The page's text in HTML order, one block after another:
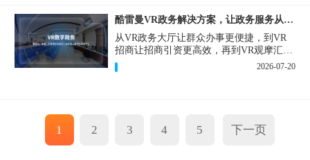
酷雷曼VR政务解决方案，让政务服务从“看得见”开始
从VR政务大厅让群众办事更便捷，到VR
招商让招商引资更高效，再到VR观摩汇报
让政务成果更直观，酷雷曼VR政务解决方
案，解锁政务服务新体验，让服务从“看得
2026-07-20
1 2 3 4 5 下一页